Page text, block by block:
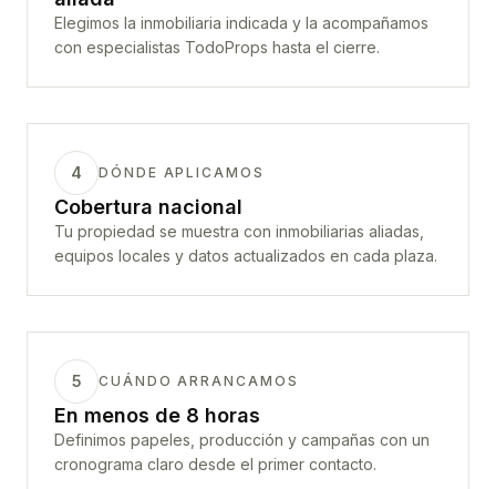
Elegimos la inmobiliaria indicada y la acompañamos
con especialistas TodoProps hasta el cierre.
4 DÓNDE APLICAMOS
Cobertura nacional
Tu propiedad se muestra con inmobiliarias aliadas,
equipos locales y datos actualizados en cada plaza.
5 CUÁNDO ARRANCAMOS
En menos de 8 horas
Definimos papeles, producción y campañas con un
cronograma claro desde el primer contacto.